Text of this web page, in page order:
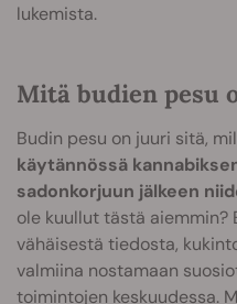
lukemista.
Mitä budien pesu
Budin pesu on juuri sitä,
käytännössä
sadonkorjuun jälkeen
ole kuullut tästä aiemmin?
vähäisestä tiedosta,
valmiina nostamaan
toimintojen keskuudessa.